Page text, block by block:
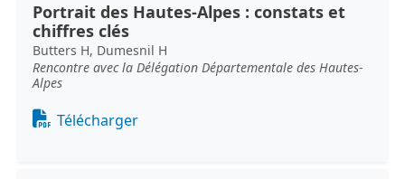
Portrait des Hautes-Alpes : constats et
chiffres clés
Butters H, Dumesnil H
Rencontre avec la Délégation Départementale des Hautes-
Alpes
Document
Télécharger